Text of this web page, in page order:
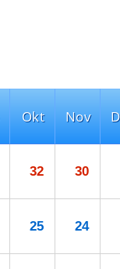
Okt
32
25
Nov
30
24